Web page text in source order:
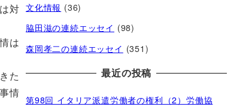
対
は
た
情
文化情報 (36)
脇田滋の連続エッセイ (98)
森岡孝二の連続エッセイ (351)
最近の投稿
第98回 イタリア派遣労働者の権利（2）労働協